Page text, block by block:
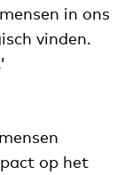
in ons
vinden.
op het